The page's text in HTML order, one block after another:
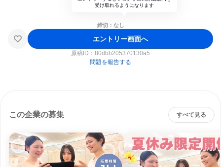
受け取れるようになります
締切：なし
エントリー画面へ
原稿ID： 80dbb205370130a5
問題を報告する
この企業の募集 すべて見る